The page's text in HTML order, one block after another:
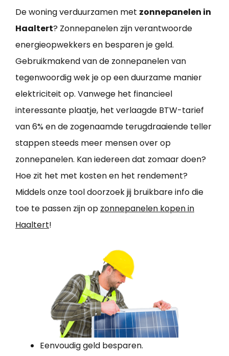
De woning verduurzamen met zonnepanelen in
Haaltert? Zonnepanelen zijn verantwoorde
energieopwekkers en besparen je geld.
Gebruikmakend van de zonnepanelen van
tegenwoordig wek je op een duurzame manier
elektriciteit op. Vanwege het financieel
interessante plaatje, het verlaagde BTW-tarief
van 6% en de zogenaamde terugdraaiende teller
stappen steeds meer mensen over op
zonnepanelen. Kan iedereen dat zomaar doen?
Hoe zit het met kosten en het rendement?
Middels onze tool doorzoek jij bruikbare info die
toe te passen zijn op zonnepanelen kopen in
Haaltert!
Eenvoudig geld besparen.